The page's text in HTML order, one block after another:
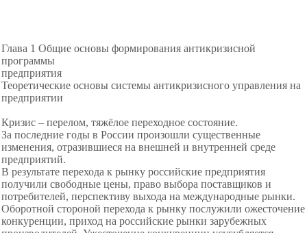
Глава 1 Общие основы формирования антикризисной
программы
предприятия
Теоретические основы системы антикризисного управления на
предприятии
Кризис – перелом, тяжёлое переходное состояние.
За последние годы в России произошли существенные
изменения, отразившиеся на внешней и внутренней среде
предприятий.
В результате перехода к рынку российские предприятия
получили свободные цены, право выбора поставщиков и
потребителей, перспективу выхода на международные рынки.
Оборотной стороной перехода к рынку послужили ожесточение
конкуренции, приход на российские рынки зарубежных